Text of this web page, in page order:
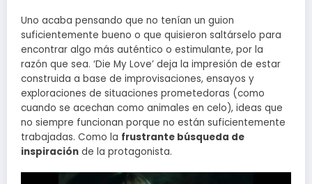
Uno acaba pensando que no tenían un guion
suficientemente bueno o que quisieron saltárselo para
encontrar algo más auténtico o estimulante, por la
razón que sea. ‘Die My Love’ deja la impresión de estar
construida a base de improvisaciones, ensayos y
exploraciones de situaciones prometedoras (como
cuando se acechan como animales en celo), ideas que
no siempre funcionan porque no están suficientemente
trabajadas. Como la frustrante búsqueda de
inspiración de la protagonista.